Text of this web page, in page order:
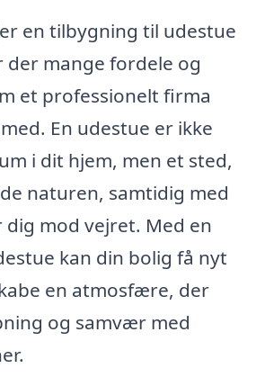
en tilbygning til udestue
mange fordele og
et professionelt firma
En udestue er ikke
i dit hjem, men et sted,
naturen, samtidig med
mod vejret. Med en
kan din bolig få nyt
en atmosfære, der
og samvær med